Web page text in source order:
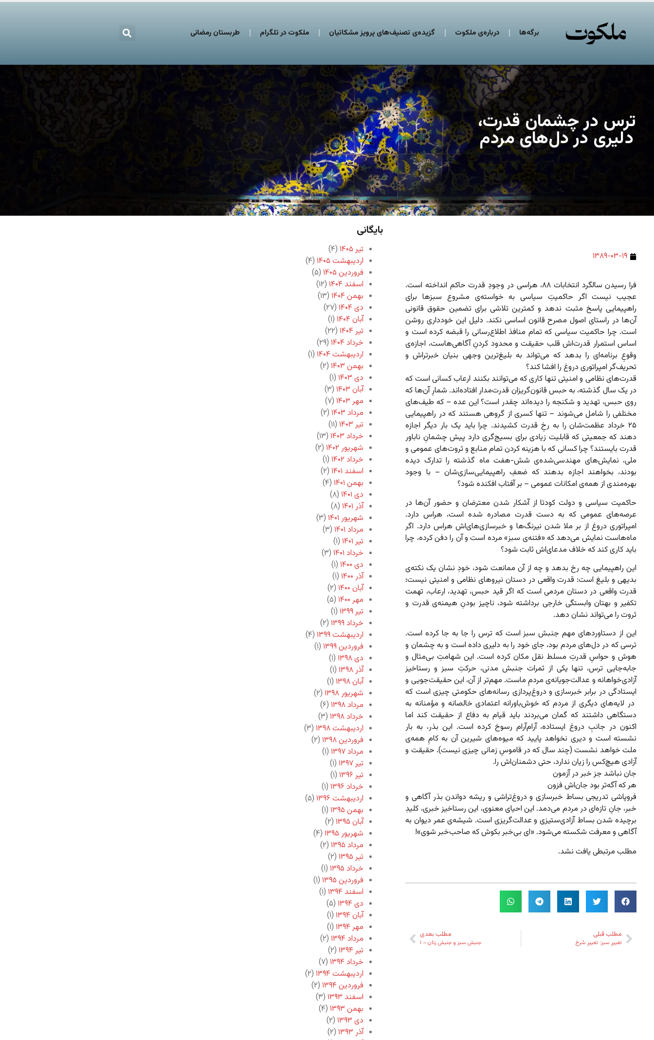
برگه‌ها درباره‌ی ملکوت گزیده‌ی تصنیف‌های پرویز مشکاتیان ملکوت در تلگرام طربستان رمضانی
ترس در چشمان قدرت،
دلیری در دل‌های مردم
۱۳۸۹-۰۳-۱۹
فرا رسیدن سالگرد انتخابات ۸۸، هراسی در وجودِ قدرت حاکم انداخته است.
عجیب نیست اگر حاکمیتِ سیاسی به خواسته‌ی مشروع سبزها برای
راهپیمایی پاسخ مثبت ندهد و کمترین تلاشی برای تضمین حقوق قانونی
آن‌ها در راستای اصول مصرح قانون اساسی نکند. دلیل این خودداری روشن
است. چرا حاکمیت سیاسی که تمام منافذ اطلاع‌رسانی را قبضه کرده است و
اساس استمرار قدرت‌اش قلب حقیقت و محدود کردنِ آگاهی‌هاست، اجازه‌ی
وقوعِ برنامه‌ای را بدهد که می‌تواند به بلیغ‌ترین وجهی بنیان خبرتراش و
تحریف‌گر امپراتوری دروغ را افشا کند؟
قدرت‌های نظامی و امنیتی تنها کاری که می‌توانند بکنند ارعاب کسانی است که
در یک سال گذشته، به حبس قانون‌گریزان قدرت‌مدار افتاده‌اند. شمارِ آن‌ها که
روی حبس، تهدید و شکنجه را دیده‌اند چقدر است؟ این عده – که طیف‌های
مختلفی را شامل می‌شوند – تنها کسری از گروهی هستند که در راهپیمایی
۲۵ خرداد عظمت‌شان را به رخِ قدرت کشیدند. چرا باید یک بار دیگر اجازه
دهند که جمعیتی که قابلیت زیادی برای بسیج‌گری دارد پیش چشمانِ ناباور
قدرت بایستند؟ چرا کسانی که با هزینه کردن تمام منابع و ثروت‌های عمومی و
ملی، نمایش‌های مهندسی‌شده‌ی شش-هفت ماه گذشته را تدارک دیده
بودند، بخواهند اجازه بدهند که ضعفِ راهپیمایی‌سازی‌شان – با وجود
بهره‌مندی از همه‌ی امکانات عمومی – بر آفتاب افکنده شود؟
حاکمیت سیاسی و دولت کودتا از آشکار شدن معترضان و حضور آن‌ها در
عرصه‌های عمومی که به دست قدرت مصادره شده است،‌ هراس دارد.
امپراتوری دروغ از بر ملا شدن نیرنگ‌ها و خبرسازی‌های‌اش هراس دارد. اگر
ماه‌هاست نمایش می‌دهد که «فتنه‌ی سبز» مرده است و آن را دفن کرده، چرا
باید کاری کند که خلاف مدعای‌اش ثابت شود؟
این راهپیمایی چه رخ بدهد و چه از آن ممانعت شود، خودِ نشان یک نکته‌ی
بدیهی و بلیغ است: قدرت واقعی در دستان نیروهای نظامی و امنیتی نیست؛
قدرت واقعی در دستان مردمی است که اگر قید حبس، تهدید، ارعاب، تهمت
تکفیر و بهتان وابستگی خارجی برداشته شود، ناچیز بودنِ هیمنه‌ی قدرت و
ثروت را می‌تواند نشان دهد.
این از دستاوردهای مهم جنبش سبز است که ترس را جا به جا کرده است.
ترسی که در دل‌های مردم بود، جای خود را به دلیری داده است و به چشمان و
هوش و حواسِ قدرتِ مسلط نقل مکان کرده است. این شهامتِ بی‌مثال و
جابه‌جایی ترس، تنها یکی از ثمرات جنبش مدنی، حرکتِ سبز و رستاخیز
آزادی‌خواهانه و عدالت‌جویانه‌ی مردمِ ماست. مهم‌تر از آن،‌ این حقیقت‌جویی و
ایستادگی در برابر خبرسازی و دروغ‌پردازی رسانه‌های حکومتی چیزی است که
در لایه‌های دیگری از مردم که خوش‌باورانه اعتمادی خالصانه و مؤمنانه به
دستگاهی داشتند که گمان می‌بردند باید قیام به دفاع از حقیقت کند اما
اکنون در جانبِ دروغ ایستاده، آرام‌آرام رسوخ کرده است. این بذر، به بار
نشسته است و دیری نخواهد پایید که میوه‌های شیرین آن به کامِ همه‌ی
ملت خواهد نشست (چند سال که در قاموسِ زمانی چیزی نیست). حقیقت و
آزادی هیچ‌کس را زیان ندارد، حتی دشمنان‌اش را.
جان نباشد جز خبر در آزمون
هر که آگه‌تر بود جان‌اش فزون
فروپاشی تدریجی بساط خبرسازی و دروغ‌تراشی و ریشه دواندن بذر آگاهی و
خبر، جانِ تازه‌ای در مردم می‌دمد. این احیای معنوی، این رستاخیز خبری، کلیدِ
برچیده شدن بساط آزادی‌ستیزی و عدالت‌گریزی است. شیشه‌ی عمر دیوان به
آگاهی و معرفت شکسته می‌شود. «ای بی‌خبر بکوش که صاحب‌خبر شوی»!
مطلب مرتبطی یافت نشد.
مطلب قبلی
تغییرِ سبز؛ تغییرِ سُرخ
مطلب بعدی
جنبش سبز و جنبش زنان – ۱
بایگانی
تیر ۱۴۰۵
(۴)
اردیبهشت ۱۴۰۵
(۴)
فروردین ۱۴۰۵
(۵)
اسفند ۱۴۰۴
(۱۲)
بهمن ۱۴۰۴
(۱۳)
دی ۱۴۰۴
(۲۷)
آبان ۱۴۰۴
(۱)
تیر ۱۴۰۴
(۲۲)
خرداد ۱۴۰۴
(۲۹)
اردیبهشت ۱۴۰۴
(۱)
بهمن ۱۴۰۳
(۲)
دی ۱۴۰۳
(۱)
آبان ۱۴۰۳
(۳)
مهر ۱۴۰۳
(۷)
مرداد ۱۴۰۳
(۲)
تیر ۱۴۰۳
(۱۱)
خرداد ۱۴۰۳
(۱۳)
شهریور ۱۴۰۲
(۲)
خرداد ۱۴۰۲
(۱)
اسفند ۱۴۰۱
(۲)
بهمن ۱۴۰۱
(۴)
دی ۱۴۰۱
(۸)
آذر ۱۴۰۱
(۸)
شهریور ۱۴۰۱
(۳)
مرداد ۱۴۰۱
(۳)
تیر ۱۴۰۱
(۱)
خرداد ۱۴۰۱
(۳)
دی ۱۴۰۰
(۱)
آذر ۱۴۰۰
(۱)
آبان ۱۴۰۰
(۲)
مهر ۱۴۰۰
(۵)
تیر ۱۳۹۹
(۱)
خرداد ۱۳۹۹
(۲)
اردیبهشت ۱۳۹۹
(۴)
فروردین ۱۳۹۹
(۱)
دی ۱۳۹۸
(۱)
آذر ۱۳۹۸
(۱)
آبان ۱۳۹۸
(۱)
شهریور ۱۳۹۸
(۲)
مرداد ۱۳۹۸
(۶)
خرداد ۱۳۹۸
(۳)
اردیبهشت ۱۳۹۸
(۳)
فروردین ۱۳۹۸
(۲)
مرداد ۱۳۹۷
(۱)
تیر ۱۳۹۷
(۱)
تیر ۱۳۹۶
(۱)
خرداد ۱۳۹۶
(۱)
اردیبهشت ۱۳۹۶
(۵)
بهمن ۱۳۹۵
(۱)
آبان ۱۳۹۵
(۲)
شهریور ۱۳۹۵
(۴)
مرداد ۱۳۹۵
(۲)
تیر ۱۳۹۵
(۲)
خرداد ۱۳۹۵
(۱)
فروردین ۱۳۹۵
(۱)
اسفند ۱۳۹۴
(۱)
دی ۱۳۹۴
(۵)
آبان ۱۳۹۴
(۱)
مهر ۱۳۹۴
(۱)
مرداد ۱۳۹۴
(۲)
تیر ۱۳۹۴
(۲)
خرداد ۱۳۹۴
(۷)
اردیبهشت ۱۳۹۴
(۲)
فروردین ۱۳۹۴
(۲)
اسفند ۱۳۹۳
(۳)
بهمن ۱۳۹۳
(۴)
دی ۱۳۹۳
(۲)
آذر ۱۳۹۳
(۲)